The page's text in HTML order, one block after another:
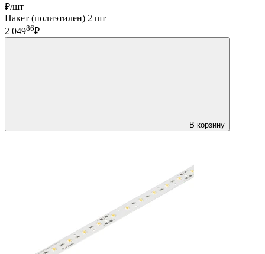
₽/шт
Пакет (полиэтилен) 2 шт
2 04986₽
В корзину